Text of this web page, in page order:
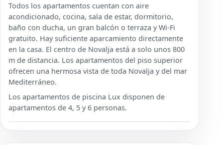
Todos los apartamentos cuentan con aire
acondicionado, cocina, sala de estar, dormitorio,
baño con ducha, un gran balcón o terraza y Wi-Fi
gratuito. Hay suficiente aparcamiento directamente
en la casa. El centro de Novalja está a solo unos 800
m de distancia. Los apartamentos del piso superior
ofrecen una hermosa vista de toda Novalja y del mar
Mediterráneo.
Los apartamentos de piscina Lux disponen de
apartamentos de 4, 5 y 6 personas.